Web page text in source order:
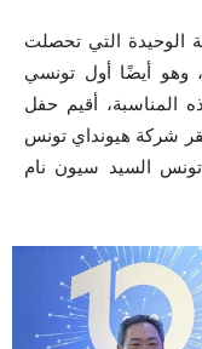
الوحيدة التي تحصلت
وهو أيضًا أول تونسي
المناسبة، أقيم حفل
9 فيفري في مقر شركة هيونداي تونس
السيد سيون نام